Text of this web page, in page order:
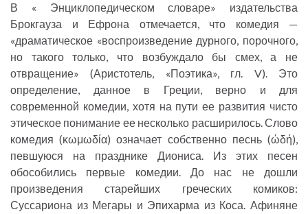
В « Энциклопедическом словаре» издательства
Брокгауза и Ефрона отмечается, что комедия —
«драматическое «воспроизведение дурного, порочного,
но такого только, что возбуждало бы смех, а не
отвращение» (Аристотель, «Поэтика», гл. V). Это
определение, данное в Греции, верно и для
современной комедии, хотя на пути ее развития чисто
этическое понимание ее несколько расширилось. Слово
комедия (κωμωδία) означает собственно песнь (ώδή),
певшуюся на празднике Диониса. Из этих песен
обособились первые комедии. До нас не дошли
произведения старейших греческих комиков:
Суссариона из Мегары и Эпихарма из Коса. Афиняне